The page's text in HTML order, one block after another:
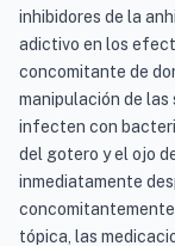
inhibidores de la
adictivo en los
concomitante de
manipulación de
infecten con
del gotero y el ojo
inmediatamente
tópica, las